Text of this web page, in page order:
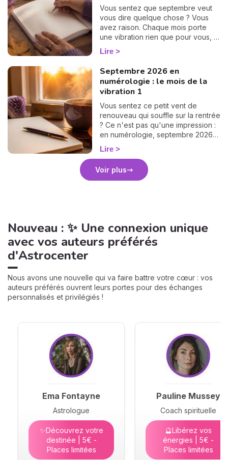
Vous sentez que septembre veut
vous dire quelque chose ? Vous
avez raison. Chaque mois porte
une vibration rien que pour vous, et
il suffit d'un petit calcul de 30
secondes pour la révéler. Suivez le
personnel, puis votre mission de
septembre, chiffre par chiffre. 🔢
Lire
Septembre 2026 en
numérologie : le mois de la
vibration 1
Vous sentez ce petit vent de
renouveau qui souffle sur la rentrée
? Ce n'est pas qu'une impression :
en numérologie, septembre 2026
vibre sur le 1, le chiffre des
commencements. Après un mois
d'août tourné vers les bilans, place
à la page blanche. On vous raconte
le climat de ce mois pas comme les
Lire
Voir plus
Nouveau : ✨ Une connexion unique
avec vos auteurs préférés
d'Astrocenter
Nous avons une nouvelle qui va faire battre votre cœur : vos
auteurs préférés ouvrent leurs portes pour des échanges
personnalisés et privilégiés !
Ema Fontayne
Astrologue
✨Découvrez votre
destinée | 5€ -
Places limitées
Pauline Mussey
Coach spirituelle
🔮Libérez vos
énergies | 5€ -
Places limitées